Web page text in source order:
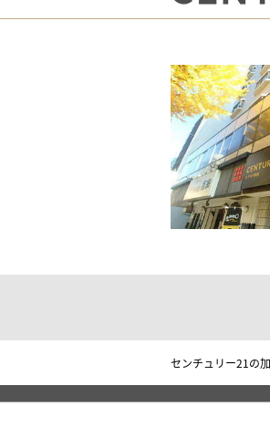
センチュリー21の